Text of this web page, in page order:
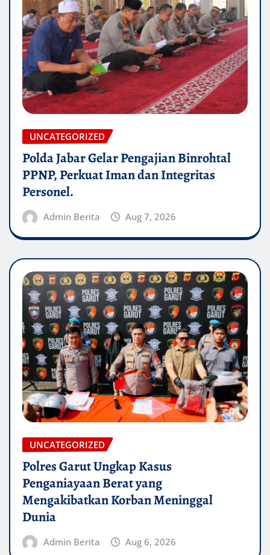
UNCATEGORIZED
Polda Jabar Gelar Pengajian Binrohtal
PPNP, Perkuat Iman dan Integritas
Personel.
Admin Berita Aug 7, 2026
UNCATEGORIZED
Polres Garut Ungkap Kasus
Penganiayaan Berat yang
Mengakibatkan Korban Meninggal
Dunia
Admin Berita Aug 6, 2026